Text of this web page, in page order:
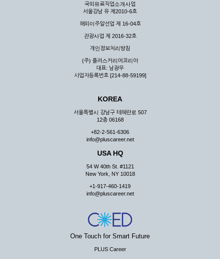
게 누설, 배포하여서는 안됩니다. 다만, 관계법령에 의하여 국가
기관 등의 합법적인 요구가 있는 경우에는 해당 되지 않습니다.
③ 회사는 이용자로부터 제기되는 의견이나 불만이 정당하다고
인정할 경우에는 즉시 처리하여야 하며, 즉시 처리가 곤란한 경
우 그 처리를 위해 노력해야 합니다.
제7조 (회원의 의무)
① 회원은 ID와 비밀 번호에 관한 모든 관리의 책임이 있으며
② 회원은 이용신청서의 기재내용 중 변경된 내용이 있는 경우
서비스를 통하여 그 내용을 회사에 통지하여야 합니다.
③ 다른 회원의 ID와 비밀번호를 부당하게 사용하는 행위를
④ 회원은 회사의 서비스에서 타 사이트의 홍보행위를 하지 않
아야 하며 공공질서나 미풍약속에 위배되는 내용 혹은 저작권을
리 행위도 할 수 없습니다.
사가 통지하는 사항을 준수하여야 하며, 기타 회사의 업무에 방
해되는 행위를 하여서는 아니 됩니다.
제8조 (회원의 관리)
① 회원은 언제든 이 약관에 대한 동의를 철회할 수 있습니다.
국외유료직업소개사업
서울강남 유 제2010-6호
해외이주알선업 제 16-04호
관광사업 제 2016-32호
개인정보처리방침
(주) 플러스커리어코리아
대표: 남광우
사업자등록번호 [214-88-59199]
KOREA
서울특별시 강남구 테헤란로 507
12층 06168
+82-2-561-6306
info@pluscareer.net
USA HQ
54 W 40th St. #1121
New York, NY 10018
+1-917-460-1419
info@pluscareer.net
One Touch for Smart Future
PLUS Career